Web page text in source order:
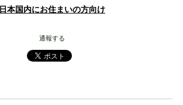
日本国内にお住まいの方向け
通報する